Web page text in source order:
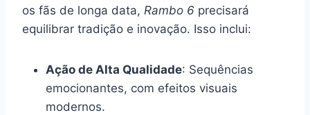
os fãs de longa data, Rambo 6 precisará
equilibrar tradição e inovação. Isso inclui:
Ação de Alta Qualidade: Sequências
emocionantes, com efeitos visuais
modernos.